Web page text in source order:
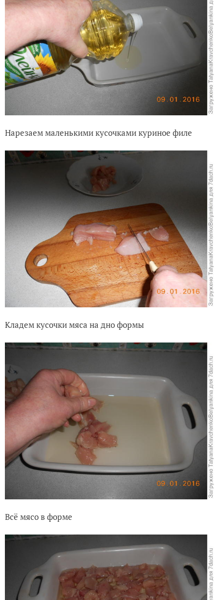
Нарезаем маленькими кусочками куриное филе
Кладем кусочки мяса на дно формы
Всё мясо в форме